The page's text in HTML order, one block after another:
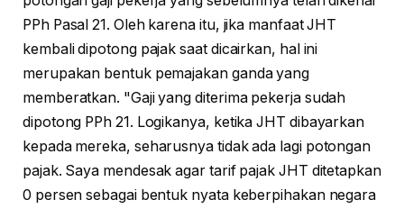
PPh Pasal 21. Oleh karena itu, jika manfaat JHT
kembali dipotong pajak saat dicairkan, hal ini
merupakan bentuk pemajakan ganda yang
memberatkan. "Gaji yang diterima pekerja sudah
dipotong PPh 21. Logikanya, ketika JHT dibayarkan
kepada mereka, seharusnya tidak ada lagi potongan
pajak. Saya mendesak agar tarif pajak JHT ditetapkan
0 persen sebagai bentuk nyata keberpihakan negara